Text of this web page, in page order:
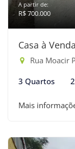
A partir de:
R$ 700.000
Casa à
Rua Moacir
3 Quartos
Mais